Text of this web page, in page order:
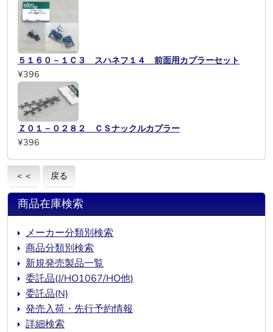
５１６０－１Ｃ３ スハネフ１４ 前面用カプラーセット
¥396
Ｚ０１－０２８２ ＣＳナックルカプラー
¥396
＜＜ 戻る
商品在庫検索
メーカー分類別検索
商品分類別検索
新規発売製品一覧
委託品(J/HO1067/HO他)
委託品(N)
発売入荷・先行予約情報
詳細検索